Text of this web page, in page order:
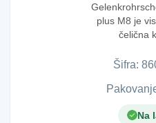
plus M8 je
čelična
Šifra:
Na